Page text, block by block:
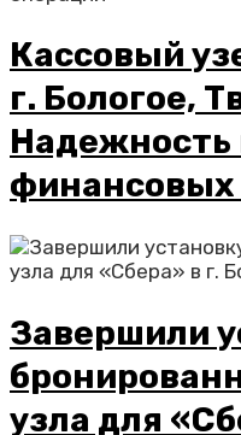
Кассовый
г. Бологое,
Надежность
финансовых
Завершили
узла для